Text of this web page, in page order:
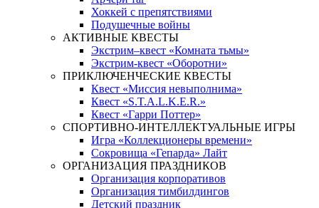
Хоккей с препятствиями
Подушечные войны
АКТИВНЫЕ КВЕСТЫ
Экстрим–квест «Комната тьмы»
Экстрим-квест «Оборотни»
ПРИКЛЮЧЕНЧЕСКИЕ КВЕСТЫ
Квест «Миссия невыполнима»
Квест «S.T.A.L.K.E.R.»
Квест «Гарри Поттер»
СПОРТИВНО-ИНТЕЛЛЕКТУАЛЬНЫЕ ИГРЫ
Игра «Коллекционеры времени»
Сокровища «Гепарда» Лайт
ОРГАНИЗАЦИЯ ПРАЗДНИКОВ
Организация корпоративов
Организация тимбилдингов
Детский праздник